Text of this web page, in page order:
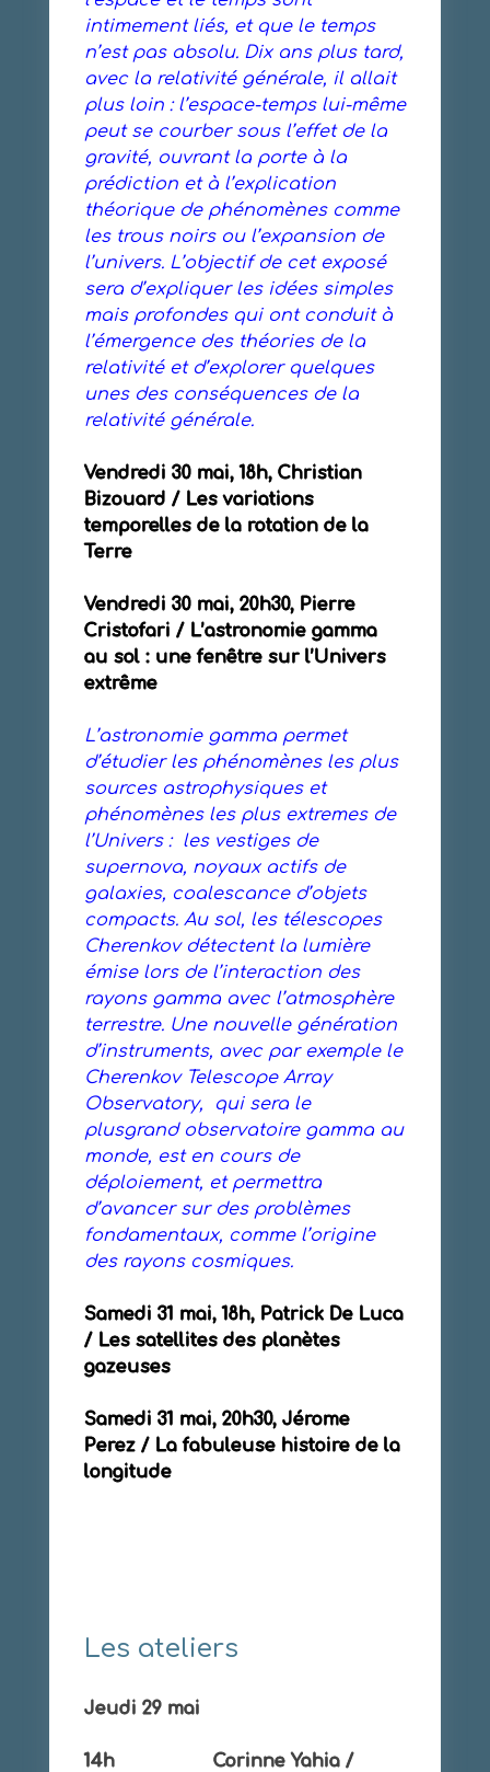
intimement liés, et que le temps
n’est pas absolu. Dix ans plus tard,
avec la relativité générale, il allait
plus loin : l’espace-temps lui-même
peut se courber sous l’effet de la
gravité, ouvrant la porte à la
prédiction et à l’explication
théorique de phénomènes comme
les trous noirs ou l’expansion de
l’univers. L’objectif de cet exposé
sera d’expliquer les idées simples
mais profondes qui ont conduit à
l’émergence des théories de la
relativité et d’explorer quelques
unes des conséquences de la
relativité générale.
Vendredi 30 mai, 18h, Christian
Bizouard / Les variations
temporelles de la rotation de la
Terre
Vendredi 30 mai, 20h30, Pierre
Cristofari / L’astronomie gamma
au sol : une fenêtre sur l’Univers
extrême
L’astronomie gamma permet
d’étudier les phénomènes les plus
sources astrophysiques et
phénomènes les plus extremes de
l’Univers : les vestiges de
supernova, noyaux actifs de
galaxies, coalescance d’objets
compacts. Au sol, les télescopes
Cherenkov détectent la lumière
émise lors de l’interaction des
rayons gamma avec l’atmosphère
terrestre. Une nouvelle génération
d’instruments, avec par exemple le
Cherenkov Telescope Array
Observatory, qui sera le
plusgrand observatoire gamma au
monde, est en cours de
déploiement, et permettra
d’avancer sur des problèmes
fondamentaux, comme l’origine
des rayons cosmiques.
Samedi 31 mai, 18h, Patrick De Luca
/ Les satellites des planètes
gazeuses
Samedi 31 mai, 20h30, Jérome
Perez / La fabuleuse histoire de la
longitude
Les ateliers
Jeudi 29 mai
14h Corinne Yahia /